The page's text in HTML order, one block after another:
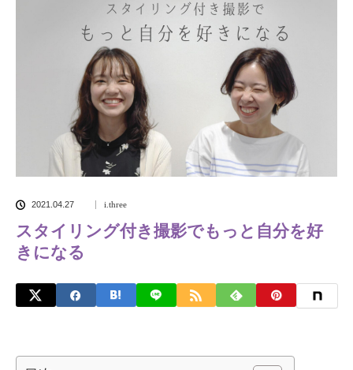
2021.04.27 i.three
スタイリング付き撮影でもっと自分を好
きになる